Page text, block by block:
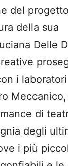
del
della sua
Delle
i
Meccanico,
di
degli
i più